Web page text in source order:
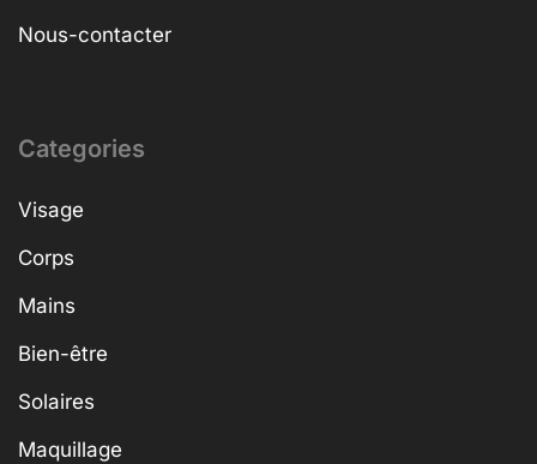
Nous-contacter
Categories
Visage
Corps
Mains
Bien-être
Solaires
Maquillage